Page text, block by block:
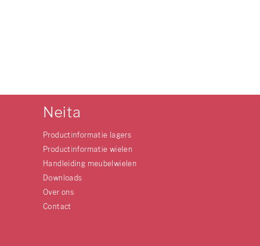
Neita
Productinformatie lagers
Productinformatie wielen
Handleiding meubelwielen
Downloads
Over ons
Contact